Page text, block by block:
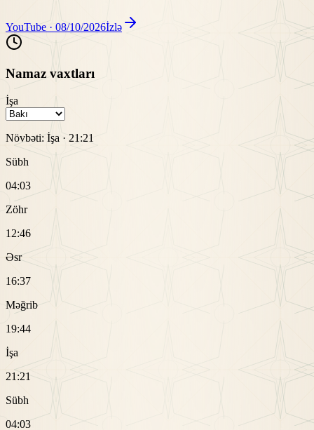
YouTube · 08/10/2026İzlə
Namaz vaxtları
İşa
Növbəti: İşa · 21:21
Sübh
04:03
Zöhr
12:46
Əsr
16:37
Məğrib
19:44
İşa
21:21
Sübh
04:03